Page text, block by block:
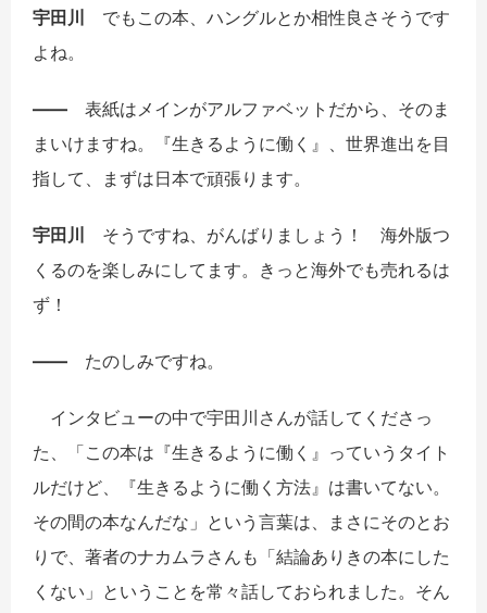
宇田川 でもこの本、ハングルとか相性良さそうです
よね。
―― 表紙はメインがアルファベットだから、そのま
まいけますね。『生きるように働く』、世界進出を目
指して、まずは日本で頑張ります。
宇田川 そうですね、がんばりましょう！ 海外版つ
くるのを楽しみにしてます。きっと海外でも売れるは
ず！
―― たのしみですね。
インタビューの中で宇田川さんが話してくださっ
た、「この本は『生きるように働く』っていうタイト
ルだけど、『生きるように働く方法』は書いてない。
その間の本なんだな」という言葉は、まさにそのとお
りで、著者のナカムラさんも「結論ありきの本にした
くない」ということを常々話しておられました。そん